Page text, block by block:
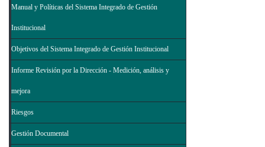
Manual y Políticas del Sistema Integrado de Gestión
Institucional
Objetivos del Sistema Integrado de Gestión Institucional
Informe Revisión por la Dirección - Medición, análisis y
mejora
Riesgos
Gestión Documental